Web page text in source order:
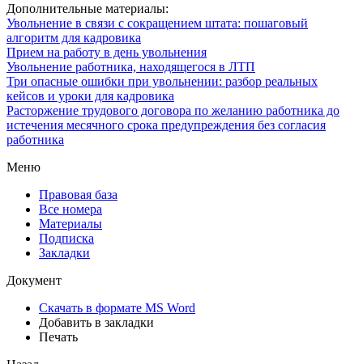
Дополнительные материалы:
Увольнение в связи с сокращением штата: пошаговый
алгоритм для кадровика
Прием на работу в день увольнения
Увольнение работника, находящегося в ЛТП
Три опасные ошибки при увольнении: разбор реальных
кейсов и уроки для кадровика
Расторжение трудового договора по желанию работника до
истечения месячного срока предупреждения без согласия
работника
Меню
Правовая база
Все номера
Материалы
Подписка
Закладки
Документ
Скачать в формате MS Word
Добавить в закладки
Печать